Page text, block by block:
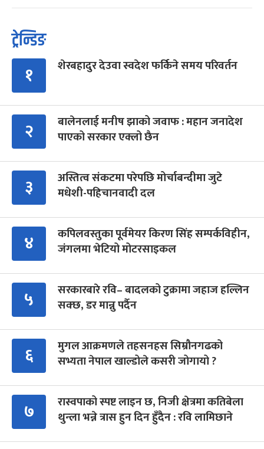
ट्रेन्डिङ
१ शेरबहादुर देउवा स्वदेश फर्किने समय परिवर्तन
२
बालेनलाई मनीष झाको जवाफ : महान जनादेश
पाएको सरकार एक्लो छैन
३
अस्तित्व संकटमा परेपछि मोर्चाबन्दीमा जुटे
मधेशी-पहिचानवादी दल
४
कपिलवस्तुका पूर्वमेयर किरण सिंह सम्पर्कविहीन,
जंगलमा भेटियो मोटरसाइकल
५
सरकारबारे रवि– बादलको टुक्रामा जहाज हल्लिन
सक्छ, डर मान्नु पर्दैन
६
मुगल आक्रमणले तहसनहस सिम्रौनगढको
सभ्यता नेपाल खाल्डोले कसरी जोगायो ?
७
रास्वपाको स्पष्ट लाइन छ, निजी क्षेत्रमा कतिबेला
थुन्ला भन्ने त्रास हुन दिन हुँदैन : रवि लामिछाने